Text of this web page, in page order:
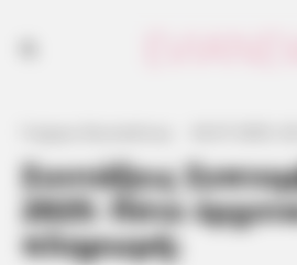
Συντάξεις
2025: Πότε
πληρωμή;